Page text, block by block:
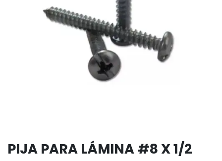
PIJA PARA LÁMINA #8 X 1/2